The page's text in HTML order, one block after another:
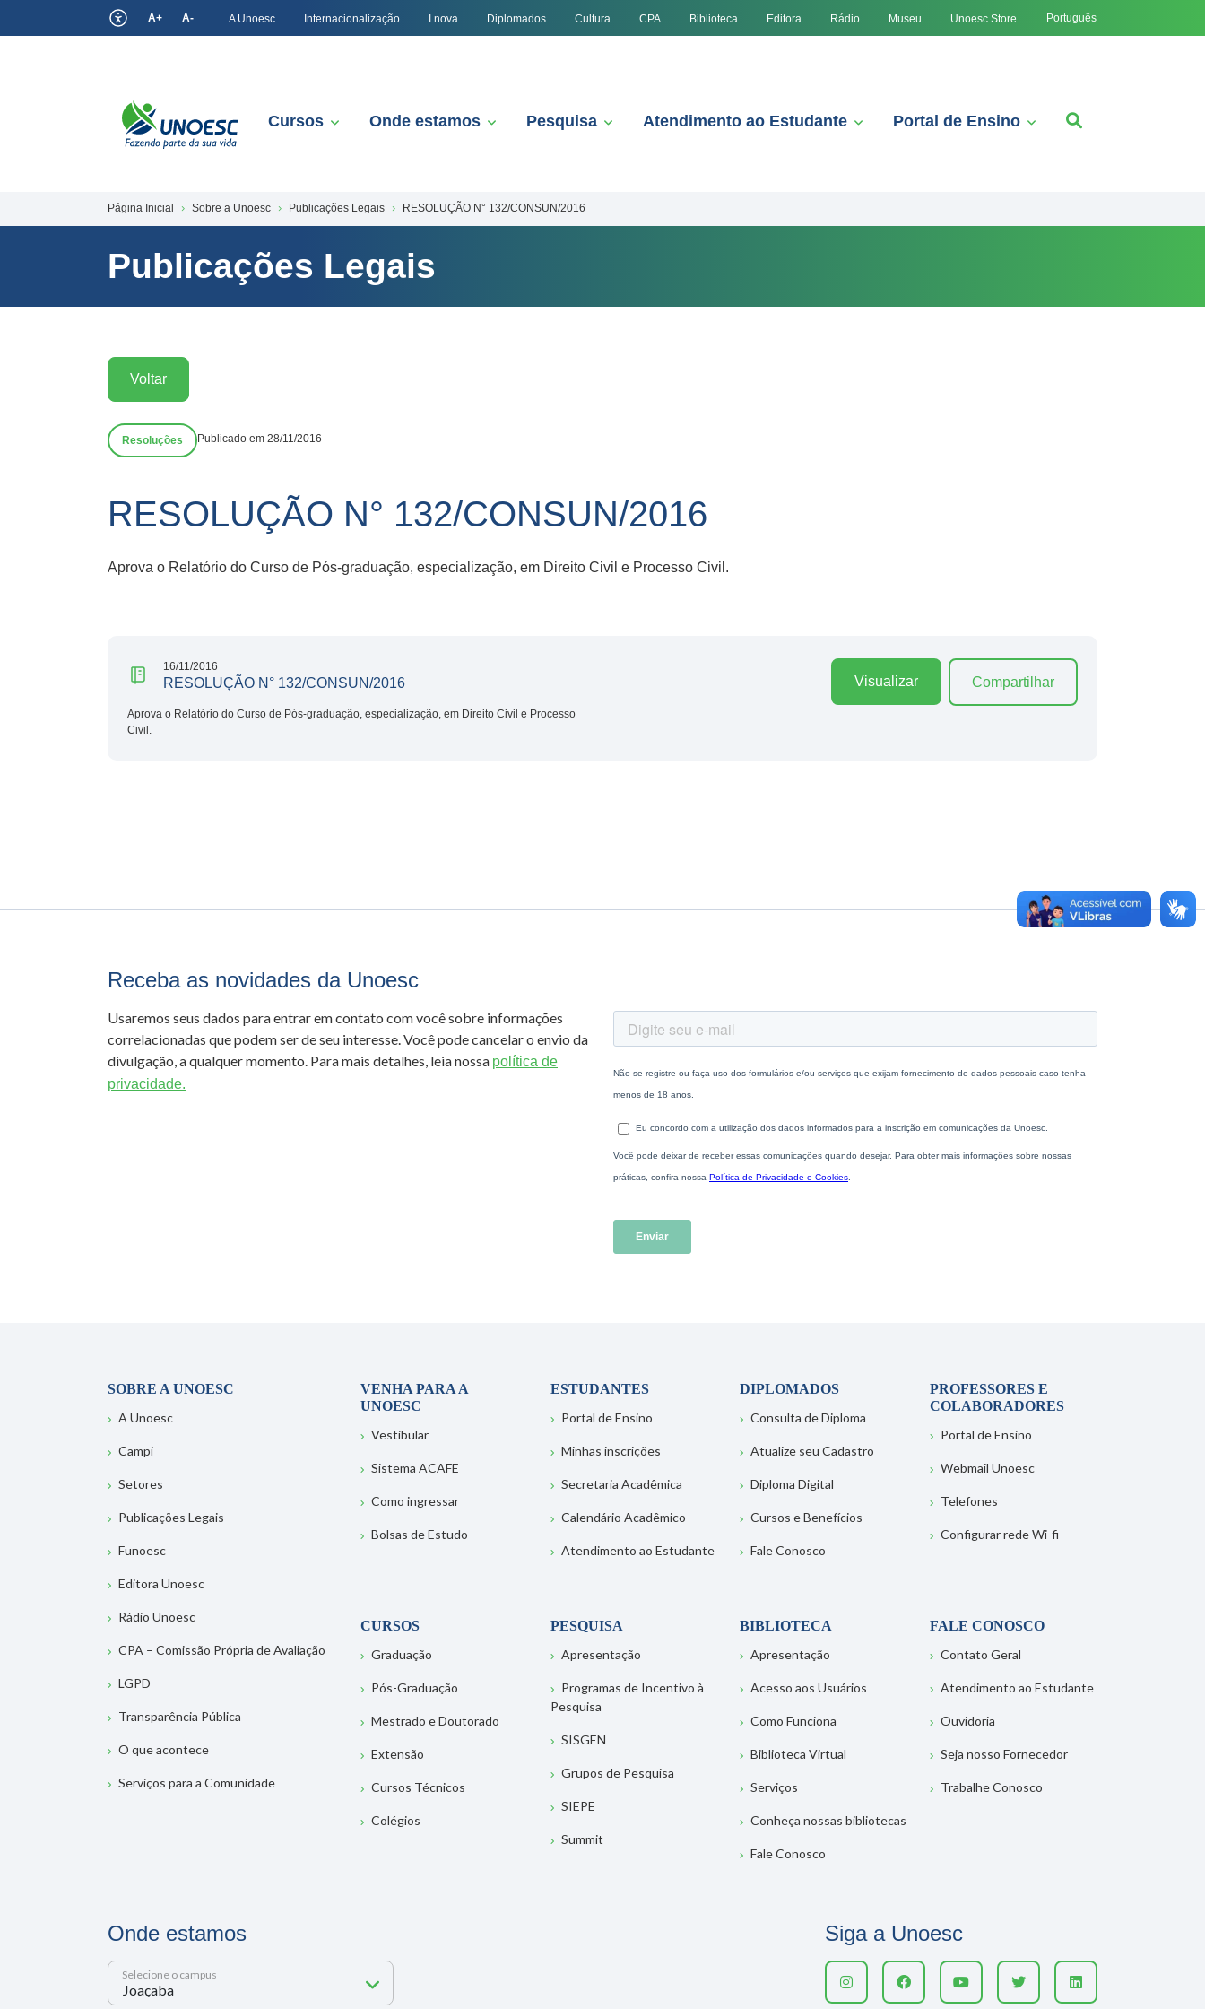
A+ A- A Unoesc Internacionalização I.nova Diplomados Cultura CPA Biblioteca Editora Rádio Museu Unoesc Store Português
Cursos Onde estamos Pesquisa Atendimento ao Estudante Portal de Ensino
Página Inicial Sobre a Unoesc Publicações Legais RESOLUÇÃO N° 132/CONSUN/2016
Publicações Legais
Voltar
Resoluções Publicado em 28/11/2016
RESOLUÇÃO N° 132/CONSUN/2016
Aprova o Relatório do Curso de Pós-graduação, especialização, em Direito Civil e Processo Civil.
16/11/2016
RESOLUÇÃO N° 132/CONSUN/2016
Aprova o Relatório do Curso de Pós-graduação, especialização, em Direito Civil e Processo
Civil.
Visualizar Compartilhar
Receba as novidades da Unoesc
Usaremos seus dados para entrar em contato com você sobre informações
correlacionadas que podem ser de seu interesse. Você pode cancelar o envio da
divulgação, a qualquer momento. Para mais detalhes, leia nossa política de
privacidade.
SOBRE A UNOESC
A Unoesc
Campi
Setores
Publicações Legais
Funoesc
Editora Unoesc
Rádio Unoesc
CPA – Comissão Própria de Avaliação
LGPD
Transparência Pública
O que acontece
Serviços para a Comunidade
VENHA PARA A
UNOESC
Vestibular
Sistema ACAFE
Como ingressar
Bolsas de Estudo
ESTUDANTES
Portal de Ensino
Minhas inscrições
Secretaria Acadêmica
Calendário Acadêmico
Atendimento ao Estudante
DIPLOMADOS
Consulta de Diploma
Atualize seu Cadastro
Diploma Digital
Cursos e Benefícios
Fale Conosco
PROFESSORES E
COLABORADORES
Portal de Ensino
Webmail Unoesc
Telefones
Configurar rede Wi-fi
CURSOS
Graduação
Pós-Graduação
Mestrado e Doutorado
Extensão
Cursos Técnicos
Colégios
PESQUISA
Apresentação
Programas de Incentivo à
Pesquisa
SISGEN
Grupos de Pesquisa
SIEPE
Summit
BIBLIOTECA
Apresentação
Acesso aos Usuários
Como Funciona
Biblioteca Virtual
Serviços
Conheça nossas bibliotecas
Fale Conosco
FALE CONOSCO
Contato Geral
Atendimento ao Estudante
Ouvidoria
Seja nosso Fornecedor
Trabalhe Conosco
Onde estamos
Selecione o campus
Siga a Unoesc